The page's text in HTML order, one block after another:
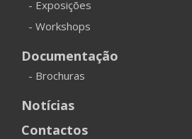
- Exposições
- Workshops
Documentação
- Brochuras
Notícias
Contactos